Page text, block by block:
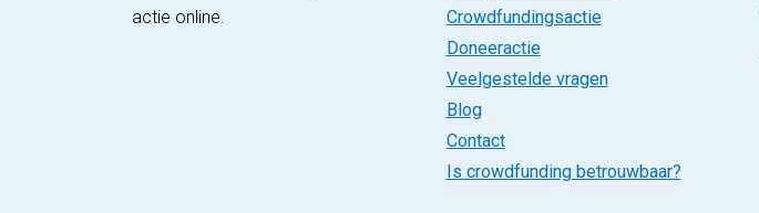
actie online.
Crowdfundingsactie
Doneeractie
Veelgestelde vragen
Blog
Contact
Is crowdfunding betrouwbaar?